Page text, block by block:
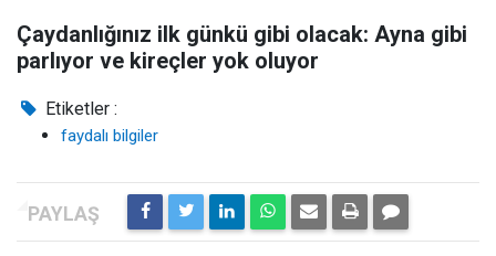
Çaydanlığınız ilk günkü gibi olacak: Ayna gibi
parlıyor ve kireçler yok oluyor
Etiketler :
faydalı bilgiler